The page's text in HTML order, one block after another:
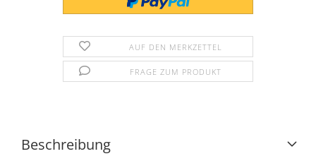
AUF DEN MERKZETTEL
FRAGE ZUM PRODUKT
Beschreibung